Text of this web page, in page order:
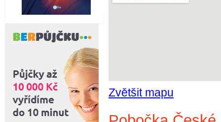
Zvětšit mapu